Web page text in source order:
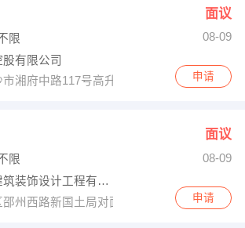
面议
限
08-09
有限公司
市湘府中路117号高升金典商务楼19楼申请
面议
限
08-09
邵阳天隆建筑装饰设计工程有限公司
州西路新国土局对面
申请